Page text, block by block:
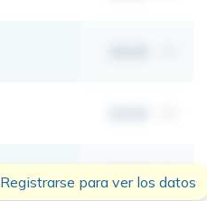
00,00 mt
Registrarse para ver los datos